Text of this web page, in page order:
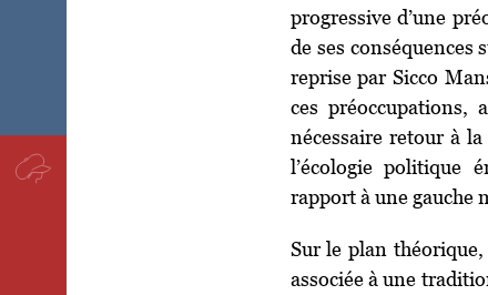
progressive d’une
de ses
reprise par Sicco
ces préoccupations,
nécessaire retour à
l’écologie politique
rapport à une gauche
Sur le plan
associée à une